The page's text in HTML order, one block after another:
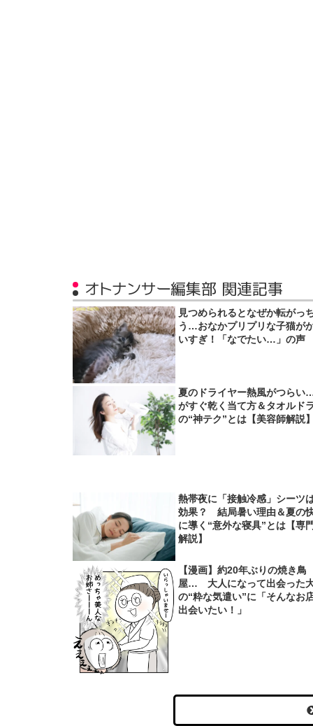
オトナンサー編集部 関連記事
見つめられるとなぜか転がっ
う…おなかプリプリな子猫が
いすぎ！「なでたい…」の声
夏のドライヤー熱風がつらい
がすぐ乾く当て方＆タオルド
の“神テク”とは【美容師解説
熱帯夜に「接触冷感」シーツ
効果？ 結局暑い理由＆夏の
に導く“意外な寝具”とは【専
解説】
【漫画】約20年ぶりの焼き鳥
屋… 大人になって出会った
の“粋な気遣い”に「そんなお
出会いたい！」